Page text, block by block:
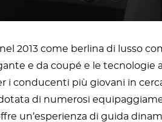
2013 come berlina di lusso
e da coupé e le tecnologie
conducenti più giovani in
di numerosi
un’esperienza di guida